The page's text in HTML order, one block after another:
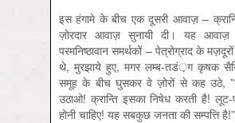
इस हंगामे के बीच एक दूसरी आवाज़ –
ज़ोरदार आवाज़ सुनायी दी। यह आवाज़
परमनिष्ठावान समर्थकों – पेत्रोग्राद के
थे, मुरझाये हुए, मगर लम्ब-तडं़ग कृषक
समूह के बीच घुसकर वे ज़ोरों से कह उठे,
उठाओ! क्रान्ति इसका निषेध करती है! लूट-
होनी चाहिए! यह सबकुछ जनता की सम्पत्ति है!”